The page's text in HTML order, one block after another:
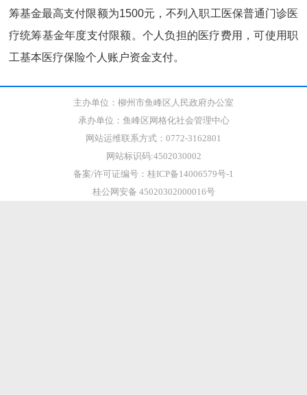
筹基金最高支付限额为1500元，不列入职工医保普通门诊医
疗统筹基金年度支付限额。个人负担的医疗费用，可使用职
工基本医疗保险个人账户资金支付。
主办单位：柳州市鱼峰区人民政府办公室
承办单位：鱼峰区网格化社会管理中心
网站运维联系方式：0772-3162801
网站标识码:4502030002
备案/许可证编号：桂ICP备14006579号-1
桂公网安备 45020302000016号